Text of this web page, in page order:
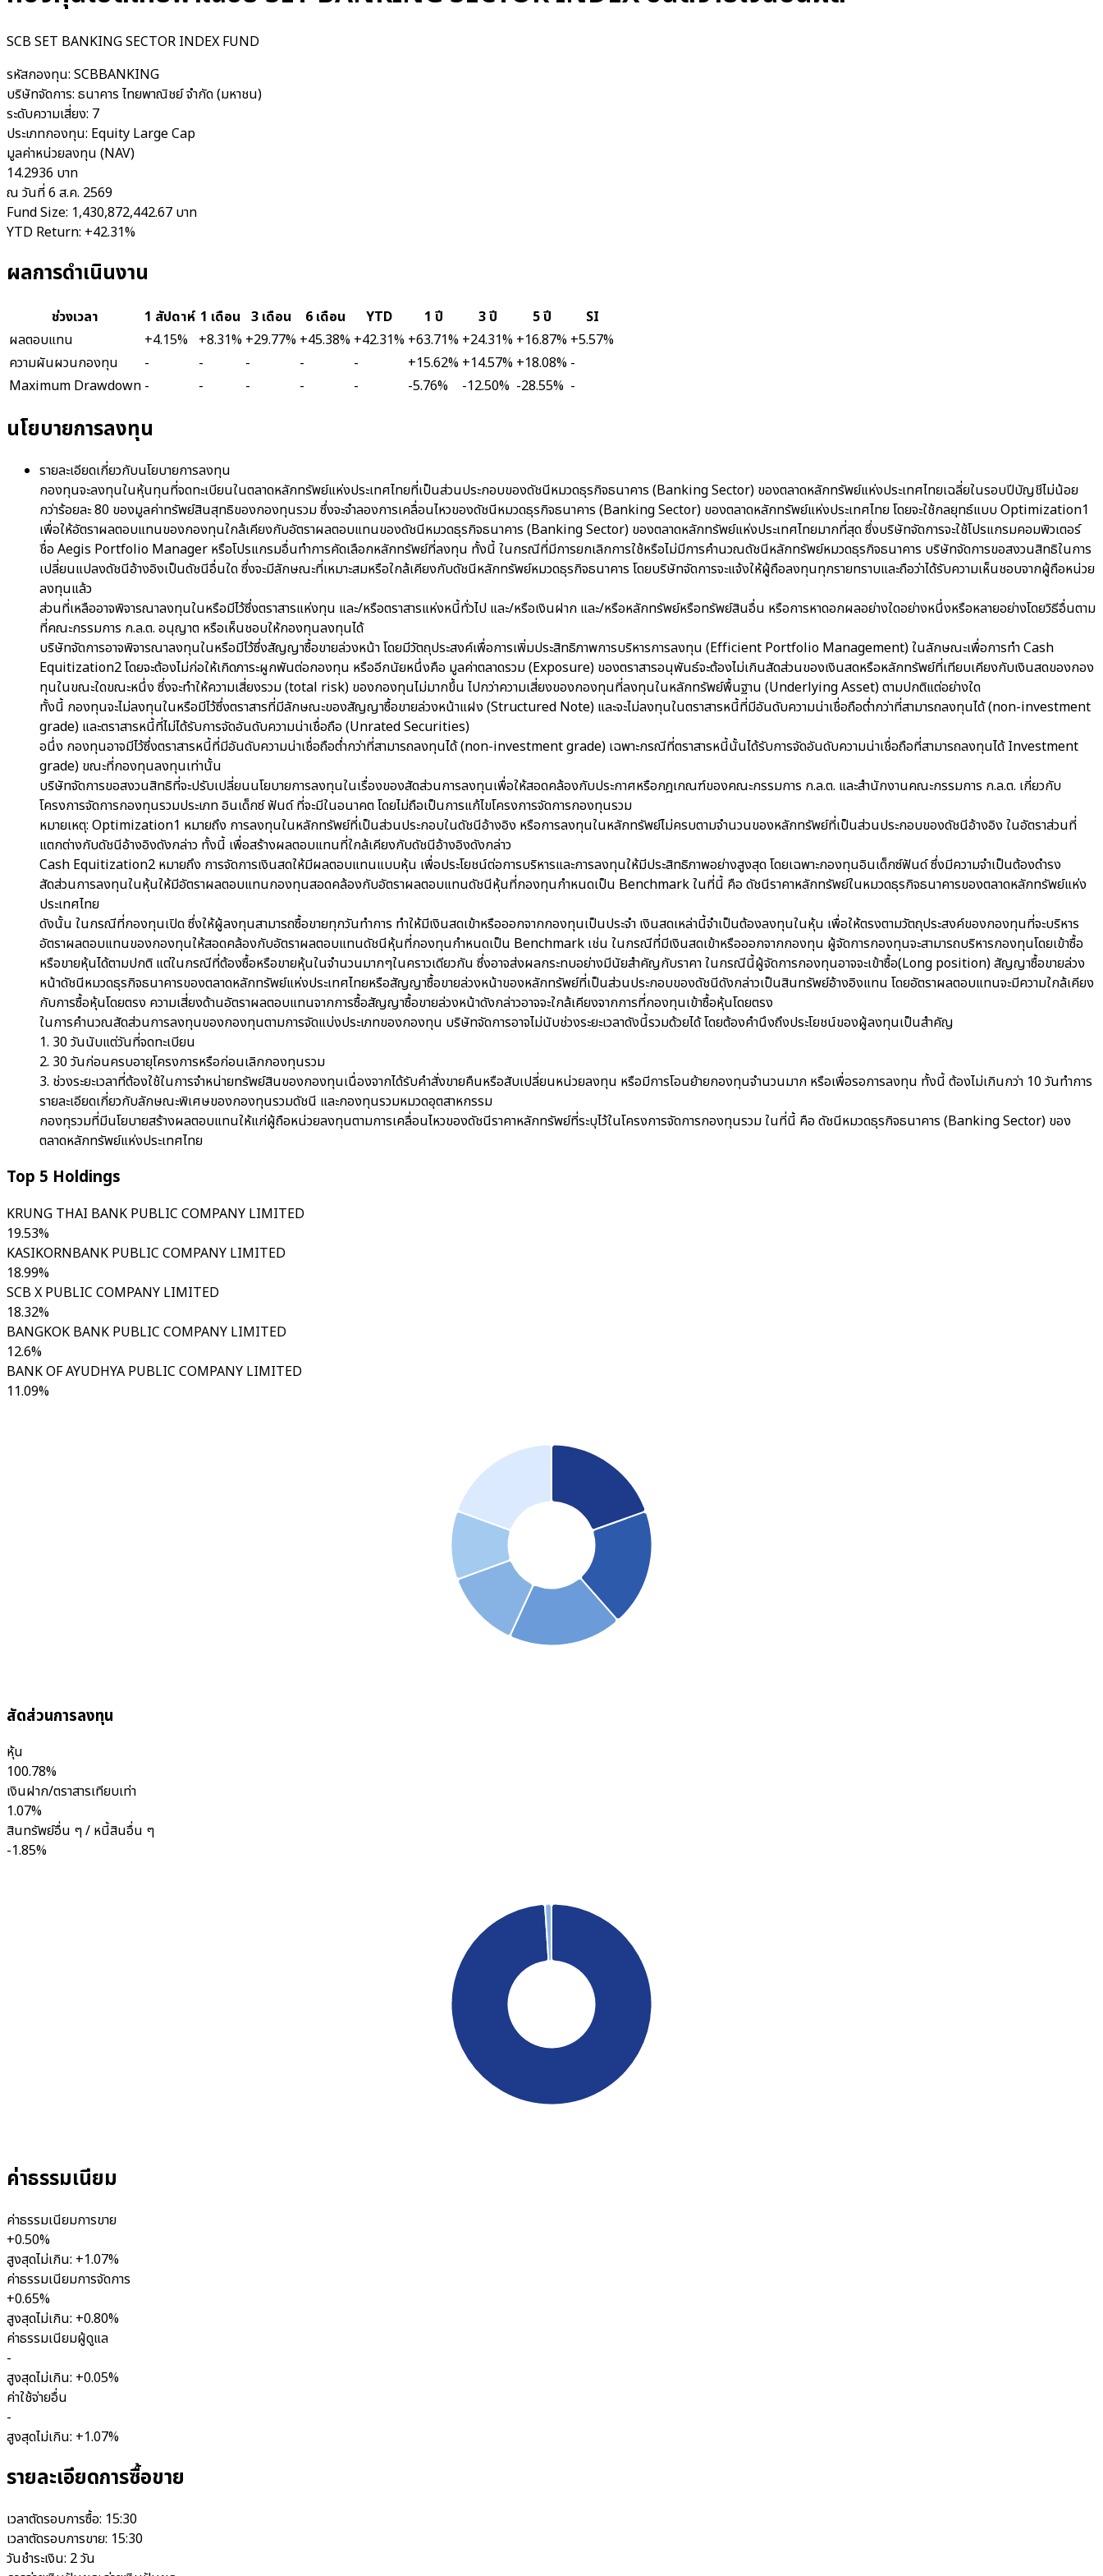
SCB SET BANKING SECTOR INDEX FUND
รหัสกองทุน: SCBBANKING
บริษัทจัดการ: ธนาคาร ไทยพาณิชย์ จำกัด (มหาชน)
ระดับความเสี่ยง: 7
ประเภทกองทุน: Equity Large Cap
มูลค่าหน่วยลงทุน (NAV)
14.2936 บาท
ณ วันที่ 6 ส.ค. 2569
Fund Size: 1,430,872,442.67 บาท
YTD Return: +42.31%
ผลการดำเนินงาน
ช่วงเวลา 1 สัปดาห์ 1 เดือน 3 เดือน 6 เดือน YTD 1 ปี 3 ปี 5 ปี
SI
ผลตอบแทน
+4.15% +8.31% +29.77% +45.38% +42.31% +63.71% +24.31% +16.87% +5.57%
ความผันผวนกองทุน
- - - - - +15.62% +14.57% +18.08% -
Maximum Drawdown - - - - - -5.76% -12.50% -28.55% -
นโยบายการลงทุน
รายละเอียดเกี่ยวกับนโยบายการลงทุน
กองทุนจะลงทุนในหุ้นทุนที่จดทะเบียนในตลาดหลักทรัพย์แห่งประเทศไทยที่เป็นส่วนประกอบของดัชนีหมวดธุรกิจธนาคาร (Banking Sector) ของตลาดหลักทรัพย์แห่งประเทศไทยเฉลี่ยในรอบปีบัญชีไม่น้อย
กว่าร้อยละ 80 ของมูลค่าทรัพย์สินสุทธิของกองทุนรวม ซึ่งจะจำลองการเคลื่อนไหวของดัชนีหมวดธุรกิจธนาคาร (Banking Sector) ของตลาดหลักทรัพย์แห่งประเทศไทย โดยจะใช้กลยุทธ์แบบ Optimization1
เพื่อให้อัตราผลตอบแทนของกองทุนใกล้เคียงกับอัตราผลตอบแทนของดัชนีหมวดธุรกิจธนาคาร (Banking Sector) ของตลาดหลักทรัพย์แห่งประเทศไทยมากที่สุด ซึ่งบริษัทจัดการจะใช้โปรแกรมคอมพิวเตอร์
ชื่อ Aegis Portfolio Manager หรือโปรแกรมอื่นทำการคัดเลือกหลักทรัพย์ที่ลงทุน ทั้งนี้ ในกรณีที่มีการยกเลิกการใช้หรือไม่มีการคำนวณดัชนีหลักทรัพย์หมวดธุรกิจธนาคาร บริษัทจัดการขอสงวนสิทธิในการ
เปลี่ยนแปลงดัชนีอ้างอิงเป็นดัชนีอื่นใด ซึ่งจะมีลักษณะที่เหมาะสมหรือใกล้เคียงกับดัชนีหลักทรัพย์หมวดธุรกิจธนาคาร โดยบริษัทจัดการจะแจ้งให้ผู้ถือลงทุนทุกรายทราบและถือว่าได้รับความเห็นชอบจากผู้ถือหน่วย
ลงทุนแล้ว
ส่วนที่เหลืออาจพิจารณาลงทุนในหรือมีไว้ซึ่งตราสารแห่งทุน และ/หรือตราสารแห่งหนี้ทั่วไป และ/หรือเงินฝาก และ/หรือหลักทรัพย์หรือทรัพย์สินอื่น หรือการหาดอกผลอย่างใดอย่างหนึ่งหรือหลายอย่างโดยวิธีอื่นตาม
ที่คณะกรรมการ ก.ล.ต. อนุญาต หรือเห็นชอบให้กองทุนลงทุนได้
บริษัทจัดการอาจพิจารณาลงทุนในหรือมีไว้ซึ่งสัญญาซื้อขายล่วงหน้า โดยมีวัตถุประสงค์เพื่อการเพิ่มประสิทธิภาพการบริหารการลงทุน (Efficient Portfolio Management) ในลักษณะเพื่อการทำ Cash
Equitization2 โดยจะต้องไม่ก่อให้เกิดภาระผูกพันต่อกองทุน หรืออีกนัยหนึ่งคือ มูลค่าตลาดรวม (Exposure) ของตราสารอนุพันธ์จะต้องไม่เกินสัดส่วนของเงินสดหรือหลักทรัพย์ที่เทียบเคียงกับเงินสดของกอง
ทุนในขณะใดขณะหนึ่ง ซึ่งจะทำให้ความเสี่ยงรวม (total risk) ของกองทุนไม่มากขึ้น ไปกว่าความเสี่ยงของกองทุนที่ลงทุนในหลักทรัพย์พื้นฐาน (Underlying Asset) ตามปกติแต่อย่างใด
ทั้งนี้ กองทุนจะไม่ลงทุนในหรือมีไว้ซึ่งตราสารที่มีลักษณะของสัญญาซื้อขายล่วงหน้าแฝง (Structured Note) และจะไม่ลงทุนในตราสารหนี้ที่มีอันดับความน่าเชื่อถือต่ำกว่าที่สามารถลงทุนได้ (non-investment
grade) และตราสารหนี้ที่ไม่ได้รับการจัดอันดับความน่าเชื่อถือ (Unrated Securities)
อนึ่ง กองทุนอาจมีไว้ซึ่งตราสารหนี้ที่มีอันดับความน่าเชื่อถือต่ำกว่าที่สามารถลงทุนได้ (non-investment grade) เฉพาะกรณีที่ตราสารหนี้นั้นได้รับการจัดอันดับความน่าเชื่อถือที่สามารถลงทุนได้ Investment
grade) ขณะที่กองทุนลงทุนเท่านั้น
บริษัทจัดการขอสงวนสิทธิที่จะปรับเปลี่ยนนโยบายการลงทุนในเรื่องของสัดส่วนการลงทุนเพื่อให้สอดคล้องกับประกาศหรือกฎเกณฑ์ของคณะกรรมการ ก.ล.ต. และสำนักงานคณะกรรมการ ก.ล.ต. เกี่ยวกับ
โครงการจัดการกองทุนรวมประเภท อินเด็กซ์ ฟันด์ ที่จะมีในอนาคต โดยไม่ถือเป็นการแก้ไขโครงการจัดการกองทุนรวม
หมายเหตุ: Optimization1 หมายถึง การลงทุนในหลักทรัพย์ที่เป็นส่วนประกอบในดัชนีอ้างอิง หรือการลงทุนในหลักทรัพย์ไม่ครบตามจำนวนของหลักทรัพย์ที่เป็นส่วนประกอบของดัชนีอ้างอิง ในอัตราส่วนที่
แตกต่างกับดัชนีอ้างอิงดังกล่าว ทั้งนี้ เพื่อสร้างผลตอบแทนที่ใกล้เคียงกับดัชนีอ้างอิงดังกล่าว
Cash Equitization2 หมายถึง การจัดการเงินสดให้มีผลตอบแทนแบบหุ้น เพื่อประโยชน์ต่อการบริหารและการลงทุนให้มีประสิทธิภาพอย่างสูงสุด โดยเฉพาะกองทุนอินเด็กซ์ฟันด์ ซึ่งมีความจำเป็นต้องดำรง
สัดส่วนการลงทุนในหุ้นให้มีอัตราผลตอบแทนกองทุนสอดคล้องกับอัตราผลตอบแทนดัชนีหุ้นที่กองทุนกำหนดเป็น Benchmark ในที่นี้ คือ ดัชนีราคาหลักทรัพย์ในหมวดธุรกิจธนาคารของตลาดหลักทรัพย์แห่ง
ประเทศไทย
ดังนั้น ในกรณีที่กองทุนเปิด ซึ่งให้ผู้ลงทุนสามารถซื้อขายทุกวันทำการ ทำให้มีเงินสดเข้าหรือออกจากกองทุนเป็นประจำ เงินสดเหล่านี้จำเป็นต้องลงทุนในหุ้น เพื่อให้ตรงตามวัตถุประสงค์ของกองทุนที่จะบริหาร
อัตราผลตอบแทนของกองทุนให้สอดคล้องกับอัตราผลตอบแทนดัชนีหุ้นที่กองทุนกำหนดเป็น Benchmark เช่น ในกรณีที่มีเงินสดเข้าหรือออกจากกองทุน ผู้จัดการกองทุนจะสามารถบริหารกองทุนโดยเข้าซื้อ
หรือขายหุ้นได้ตามปกติ แต่ในกรณีที่ต้องซื้อหรือขายหุ้นในจำนวนมากๆในคราวเดียวกัน ซึ่งอาจส่งผลกระทบอย่างมีนัยสำคัญกับราคา ในกรณีนี้ผู้จัดการกองทุนอาจจะเข้าซื้อ(Long position) สัญญาซื้อขายล่วง
หน้าดัชนีหมวดธุรกิจธนาคารของตลาดหลักทรัพย์แห่งประเทศไทยหรือสัญญาซื้อขายล่วงหน้าของหลักทรัพย์ที่เป็นส่วนประกอบของดัชนีดังกล่าวเป็นสินทรัพย์อ้างอิงแทน โดยอัตราผลตอบแทนจะมีความใกล้เคียง
กับการซื้อหุ้นโดยตรง ความเสี่ยงด้านอัตราผลตอบแทนจากการซื้อสัญญาซื้อขายล่วงหน้าดังกล่าวอาจจะใกล้เคียงจากการที่กองทุนเข้าซื้อหุ้นโดยตรง
ในการคำนวณสัดส่วนการลงทุนของกองทุนตามการจัดแบ่งประเภทของกองทุน บริษัทจัดการอาจไม่นับช่วงระยะเวลาดังนี้รวมด้วยได้ โดยต้องคำนึงถึงประโยชน์ของผู้ลงทุนเป็นสำคัญ
1. 30 วันนับแต่วันที่จดทะเบียน
2. 30 วันก่อนครบอายุโครงการหรือก่อนเลิกกองทุนรวม
3. ช่วงระยะเวลาที่ต้องใช้ในการจำหน่ายทรัพย์สินของกองทุนเนื่องจากได้รับคำสั่งขายคืนหรือสับเปลี่ยนหน่วยลงทุน หรือมีการโอนย้ายกองทุนจำนวนมาก หรือเพื่อรอการลงทุน ทั้งนี้ ต้องไม่เกินกว่า 10 วันทำการ
รายละเอียดเกี่ยวกับลักษณะพิเศษของกองทุนรวมดัชนี และกองทุนรวมหมวดอุตสาหกรรม
กองทุรวมที่มีนโยบายสร้างผลตอบแทนให้แก่ผู้ถือหน่วยลงทุนตามการเคลื่อนไหวของดัชนีราคาหลักทรัพย์ที่ระบุไว้ในโครงการจัดการกองทุนรวม ในที่นี้ คือ ดัชนีหมวดธุรกิจธนาคาร (Banking Sector) ของ
ตลาดหลักทรัพย์แห่งประเทศไทย
Top 5 Holdings
KRUNG THAI BANK PUBLIC COMPANY LIMITED
19.53%
KASIKORNBANK PUBLIC COMPANY LIMITED
18.99%
SCB X PUBLIC COMPANY LIMITED
18.32%
BANGKOK BANK PUBLIC COMPANY LIMITED
12.6%
BANK OF AYUDHYA PUBLIC COMPANY LIMITED
11.09%
สัดส่วนการลงทุน
หุ้น
100.78%
เงินฝาก/ตราสารเทียบเท่า
1.07%
สินทรัพย์อื่น ๆ / หนี้สินอื่น ๆ
-1.85%
ค่าธรรมเนียม
ค่าธรรมเนียมการขาย
+0.50%
สูงสุดไม่เกิน: +1.07%
ค่าธรรมเนียมการจัดการ
+0.65%
สูงสุดไม่เกิน: +0.80%
ค่าธรรมเนียมผู้ดูแล
-
สูงสุดไม่เกิน: +0.05%
ค่าใช้จ่ายอื่น
-
สูงสุดไม่เกิน: +1.07%
รายละเอียดการซื้อขาย
เวลาตัดรอบการซื้อ: 15:30
เวลาตัดรอบการขาย: 15:30
วันชำระเงิน: 2 วัน